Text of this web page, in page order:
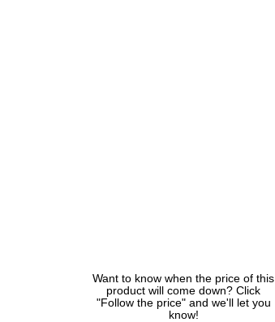
Want to know when the price of this
product will come down? Click
"Follow the price" and we'll let you
know!